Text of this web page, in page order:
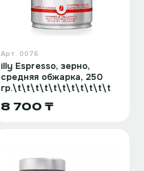
Арт. 0076
illy Espresso, зерно,
средняя обжарка, 250
гр.\t\t\t\t\t\t\t\t\t\t\t
8 700 ₸